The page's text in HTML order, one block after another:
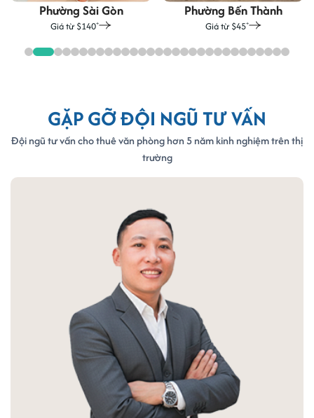
Phường Sài Gòn
Giá từ $140+
Phường Bến Thành
Giá từ $45+
GẶP GỠ ĐỘI NGŨ TƯ VẤN
Đội ngũ tư vấn cho thuê văn phòng hơn 5 năm kinh nghiệm trên thị
trường